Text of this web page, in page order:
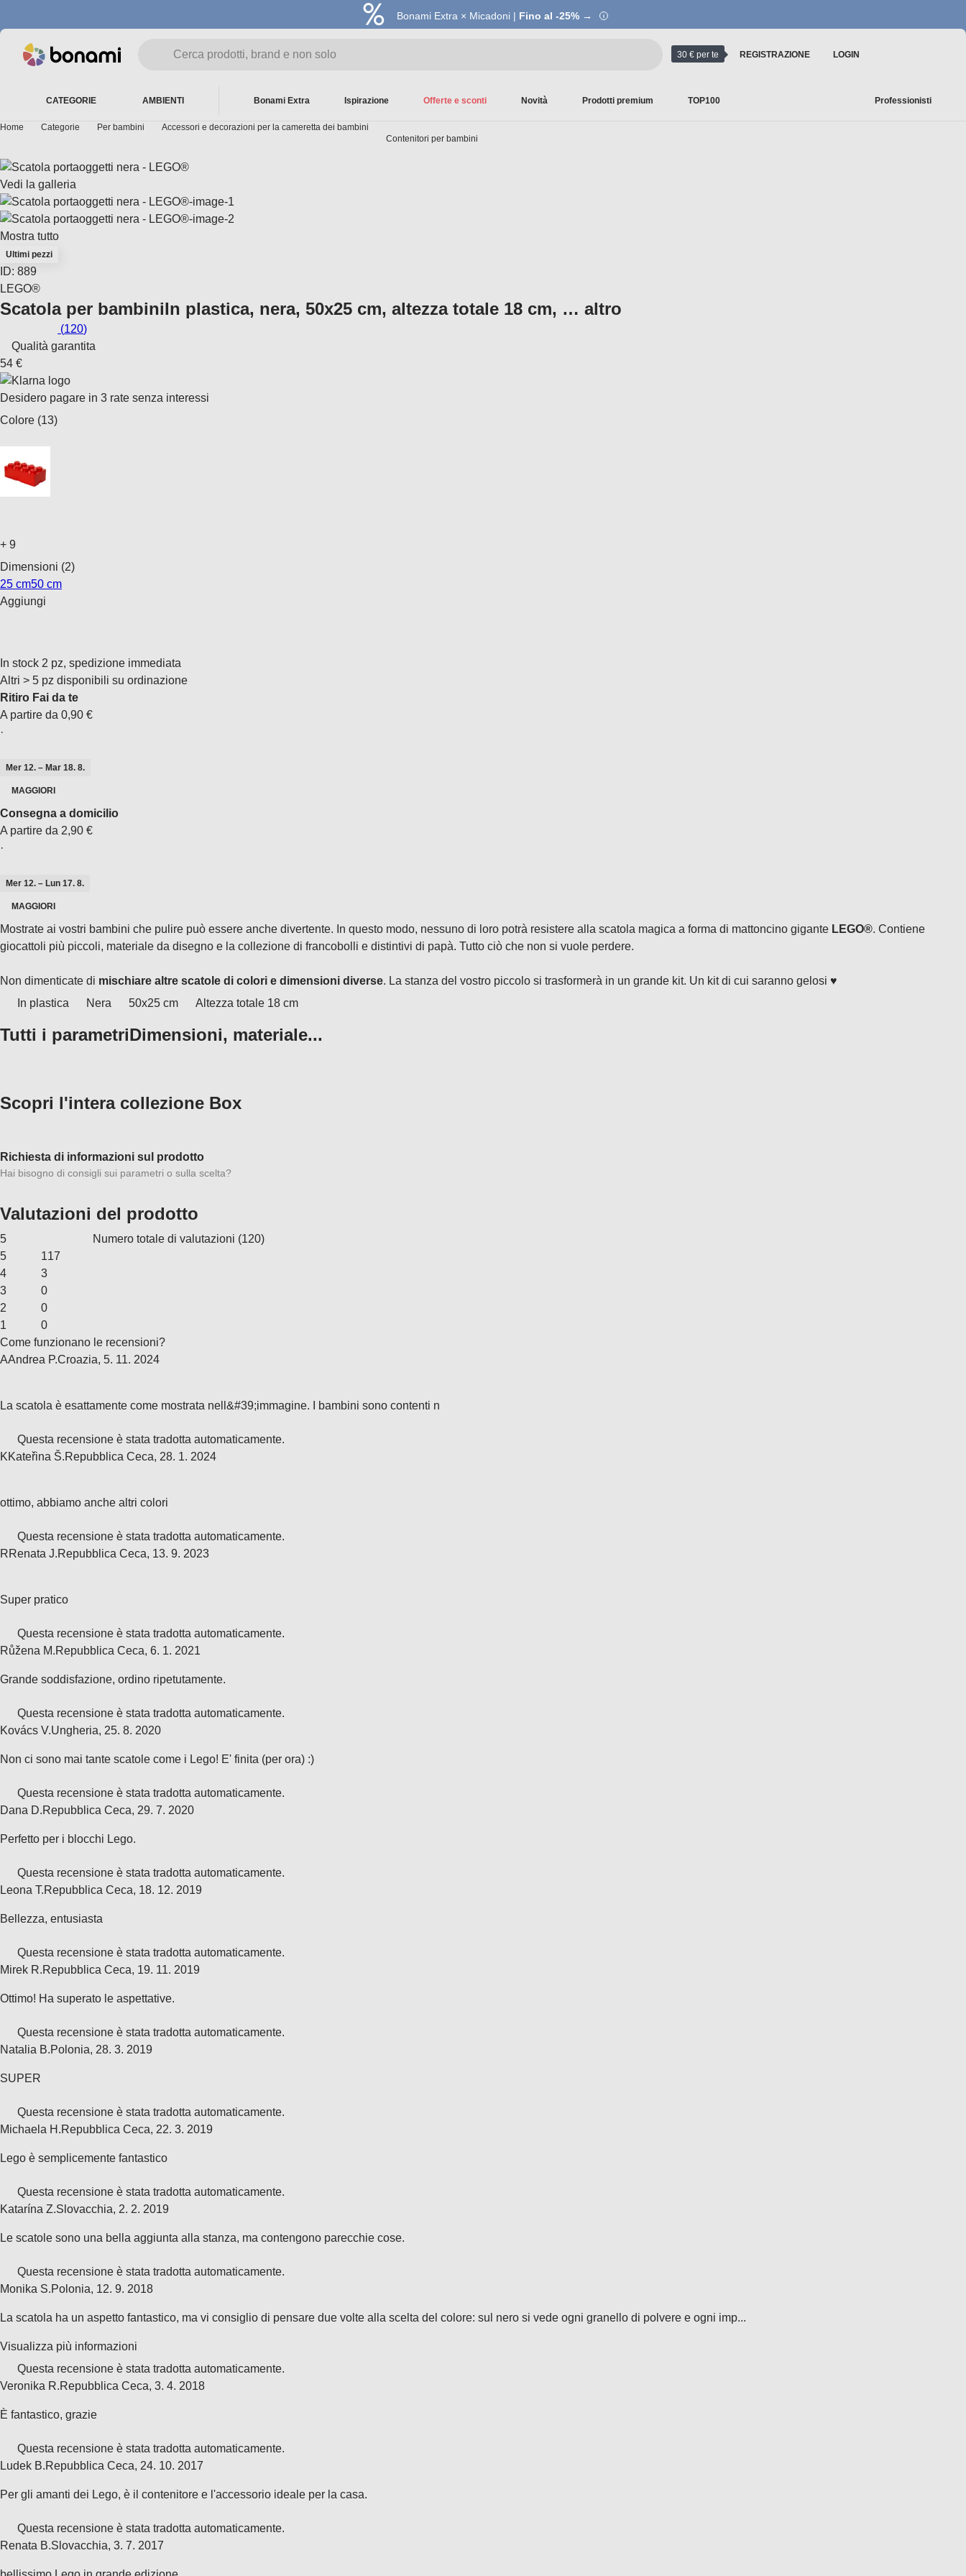
Bonami Extra × Micadoni | Fino al -25% →
30 € per te REGISTRAZIONE LOGIN
CATEGORIE AMBIENTI Bonami Extra Ispirazione Offerte e sconti Novità Prodotti premium TOP100 Professionisti
Home Categorie Per bambini
Accessori e decorazioni per la cameretta dei bambini
Contenitori per bambini
Vedi la galleria
Mostra tutto
Ultimi pezzi
ID: 889
LEGO®
Scatola per bambiniIn plastica, nera, 50x25 cm, altezza totale 18 cm, … altro
(120)
Qualità garantita
54 €
Desidero pagare in 3 rate senza interessi
Colore (13)
+ 9
Dimensioni (2)
25 cm50 cm
Aggiungi
In stock 2 pz, spedizione immediata
Altri > 5 pz disponibili su ordinazione
Ritiro Fai da te
A partire da 0,90 €
·
Mer 12. – Mar 18. 8.
MAGGIORI
Consegna a domicilio
A partire da 2,90 €
·
Mer 12. – Lun 17. 8.
MAGGIORI
Mostrate ai vostri bambini che pulire può essere anche divertente. In questo modo, nessuno di loro potrà resistere alla scatola magica a forma di mattoncino gigante LEGO®. Contiene
giocattoli più piccoli, materiale da disegno e la collezione di francobolli e distintivi di papà. Tutto ciò che non si vuole perdere.
Non dimenticate di mischiare altre scatole di colori e dimensioni diverse. La stanza del vostro piccolo si trasformerà in un grande kit. Un kit di cui saranno gelosi ♥
In plastica
Nera 50x25 cm Altezza totale 18 cm
Tutti i parametriDimensioni, materiale...
Scopri l'intera collezione Box
Richiesta di informazioni sul prodotto
Hai bisogno di consigli sui parametri o sulla scelta?
Valutazioni del prodotto
5 Numero totale di valutazioni (120)
5
117
4
3
3
0
2
0
1
0
Come funzionano le recensioni?
AAndrea P.Croazia, 5. 11. 2024
La scatola è esattamente come mostrata nell&#39;immagine. I bambini sono contenti n
Questa recensione è stata tradotta automaticamente.
KKateřina Š.Repubblica Ceca, 28. 1. 2024
ottimo, abbiamo anche altri colori
Questa recensione è stata tradotta automaticamente.
RRenata J.Repubblica Ceca, 13. 9. 2023
Super pratico
Questa recensione è stata tradotta automaticamente.
Růžena M.Repubblica Ceca, 6. 1. 2021
Grande soddisfazione, ordino ripetutamente.
Questa recensione è stata tradotta automaticamente.
Kovács V.Ungheria, 25. 8. 2020
Non ci sono mai tante scatole come i Lego! E' finita (per ora) :)
Questa recensione è stata tradotta automaticamente.
Dana D.Repubblica Ceca, 29. 7. 2020
Perfetto per i blocchi Lego.
Questa recensione è stata tradotta automaticamente.
Leona T.Repubblica Ceca, 18. 12. 2019
Bellezza, entusiasta
Questa recensione è stata tradotta automaticamente.
Mirek R.Repubblica Ceca, 19. 11. 2019
Ottimo! Ha superato le aspettative.
Questa recensione è stata tradotta automaticamente.
Natalia B.Polonia, 28. 3. 2019
SUPER
Questa recensione è stata tradotta automaticamente.
Michaela H.Repubblica Ceca, 22. 3. 2019
Lego è semplicemente fantastico
Questa recensione è stata tradotta automaticamente.
Katarína Z.Slovacchia, 2. 2. 2019
Le scatole sono una bella aggiunta alla stanza, ma contengono parecchie cose.
Questa recensione è stata tradotta automaticamente.
Monika S.Polonia, 12. 9. 2018
La scatola ha un aspetto fantastico, ma vi consiglio di pensare due volte alla scelta del colore: sul nero si vede ogni granello di polvere e ogni imp...
Visualizza più informazioni
Questa recensione è stata tradotta automaticamente.
Veronika R.Repubblica Ceca, 3. 4. 2018
È fantastico, grazie
Questa recensione è stata tradotta automaticamente.
Ludek B.Repubblica Ceca, 24. 10. 2017
Per gli amanti dei Lego, è il contenitore e l'accessorio ideale per la casa.
Questa recensione è stata tradotta automaticamente.
Renata B.Slovacchia, 3. 7. 2017